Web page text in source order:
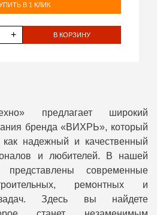
В 1 КЛИК
+ В КОРЗИНУ
предлагает широкий
бренда «ВИХРЬ», который
как надежный и качественный
и любителей. В нашей
современные
ремонтных и
задач. Здесь вы найдете